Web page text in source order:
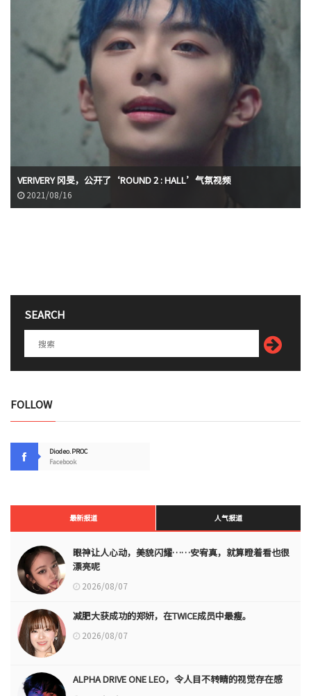
VERIVERY 冈旻，公开了‘ROUND 2 : HALL’气氛视频
2021/08/16
SEARCH
FOLLOW
Diodeo.PROC
Facebook
最新报道 人气报道
眼神让人心动，美貌闪耀……安宥真，就算瞪着看也很
漂亮呢
2026/08/07
减肥大获成功的郑妍，在TWICE成员中最瘦。
2026/08/07
ALPHA DRIVE ONE LEO，令人目不转睛的视觉存在感